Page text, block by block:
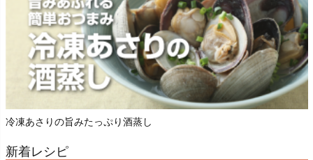
冷凍あさりの旨みたっぷり酒蒸し
新着レシピ